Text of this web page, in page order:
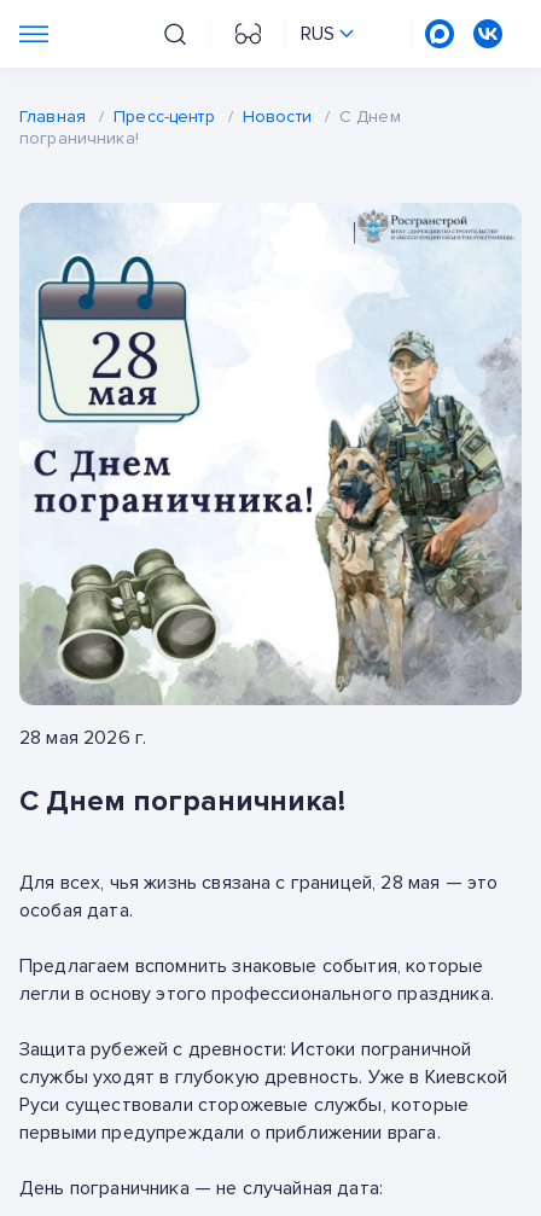
RUS
Главная / Пресс-центр / Новости / С Днем
пограничника!
28 мая 2026 г.
С Днем пограничника!
Для всех, чья жизнь связана с границей, 28 мая — это
особая дата.
Предлагаем вспомнить знаковые события, которые
легли в основу этого профессионального праздника.
Защита рубежей с древности: Истоки пограничной
службы уходят в глубокую древность. Уже в Киевской
Руси существовали сторожевые службы, которые
первыми предупреждали о приближении врага.
День пограничника — не случайная дата: